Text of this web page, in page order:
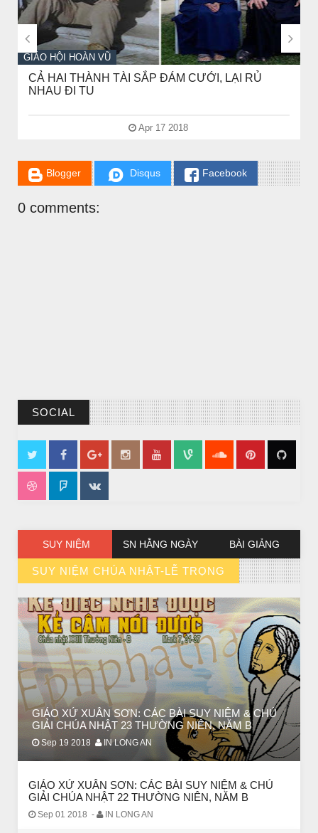
GIÁO HỘI HOÀN VŨ
CẢ HAI THÀNH TÀI SẮP ĐÁM CƯỚI, LẠI RỦ
NHAU ĐI TU
Apr 17 2018
 
Blogger Disqus Facebook
0 comments:
SOCIAL
SUY NIỆM SN HẰNG NGÀY BÀI GIẢNG
SUY NIỆM CHÚA NHẬT-LỄ TRỌNG
// VIEW MORE BY SUY NIỆM CHÚA NHẬT-LỄ TRỌNG
GIÁO XỨ XUÂN SƠN: CÁC BÀI SUY NIỆM & CHÚ
GIẢI CHÚA NHẬT 23 THƯỜNG NIÊN, NĂM B
Sep 19 2018 IN LONG AN
GIÁO XỨ XUÂN SƠN: CÁC BÀI SUY NIỆM & CHÚ
GIẢI CHÚA NHẬT 22 THƯỜNG NIÊN, NĂM B
Sep 01 2018 - IN LONG AN
NGƯỜI GIÀU THỰC SỰ
CÔ BÉ BÁN DIÊM
CHUYỆN Ý NGHĨA
ĐÊM NOEL ĐẸP NHẤT TRONG ĐỜI